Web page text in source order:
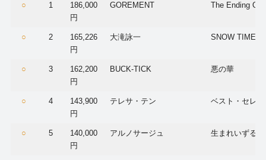
○ 1
186,000
円
GOREMENT The Ending
○ 2
165,226
円
大滝詠一 SNOW TIME
○ 3
162,200
円
BUCK-TICK 悪の華
○ 4
143,900
円
テレサ・テン ベスト・セレ
○ 5
140,000
円
アルノサージュ 生まれいずる